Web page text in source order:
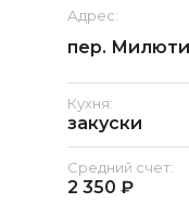
Адрес:
пер.
Кухня:
закуски
Средний счет:
2 350 ₽